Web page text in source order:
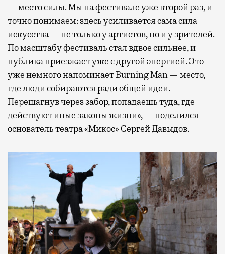
— место силы. Мы на фестивале уже второй раз, и
точно понимаем: здесь усиливается сама сила
искусства — не только у артистов, но и у зрителей.
По масштабу фестиваль стал вдвое сильнее, и
публика приезжает уже с другой энергией. Это
уже немного напоминает Burning Man — место,
где люди собираются ради общей идеи.
Перешагнув через забор, попадаешь туда, где
действуют иные законы жизни», — поделился
основатель театра «Микос» Сергей Давыдов.